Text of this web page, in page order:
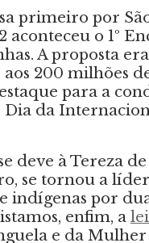
primeiro por
aconteceu o 1º
A proposta
aos 200 milhões
para a
Dia da
deve à Tereza
se tornou a
indígenas por
enfim, a lei
e da Mulher